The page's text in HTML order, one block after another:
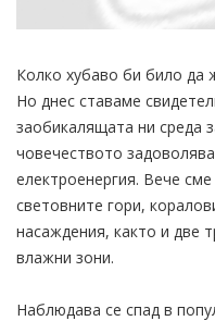
Колко хубаво би било да
Но днес ставаме
заобикалящата ни среда
човечеството
електроенергия. Вече
световните гори,
насаждения, както и две
влажни зони.
Наблюдава се спад в